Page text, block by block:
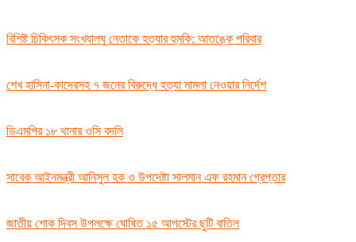
বিশিষ্ট চিকিৎসক সংখ্যালঘু নেতাকে হত্যার হুমকি: আতঙ্কে পরিবার
শেখ হাসিনা-কাদেরসহ ৭ জনের বিরুদ্ধে হত্যা মামলা নেওয়ার নির্দেশ
ডিএমপির ১৮ থানার ওসি বদলি
সাবেক আইনমন্ত্রী আনিসুল হক ও উপদেষ্টা সালমান এফ রহমান গ্রেপ্তার
জাতীয় শোক দিবস উপলক্ষে ঘোষিত ১৫ আগস্টের ছুটি বাতিল